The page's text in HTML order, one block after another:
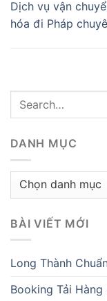
Dịch vụ vận
hóa đi Pháp
DANH MỤC
Danh
BÀI VIẾT MỚI
Long Thành
Booking Tải